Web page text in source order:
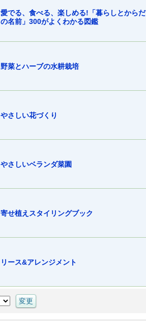
愛でる、食べる、楽しめる!「暮らしとから
の名前」300がよくわかる図鑑
野菜とハーブの水耕栽培
やさしい花づくり
やさしいベランダ菜園
寄せ植えスタイリングブック
リース&アレンジメント